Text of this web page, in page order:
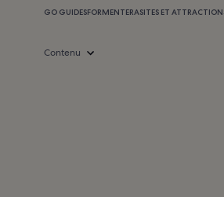
GO GUIDESFORMENTERASITES ET
Contenu